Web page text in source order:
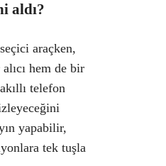
aldı?
araçken,
hem de bir
telefon
yapabilir,
tek tuşla